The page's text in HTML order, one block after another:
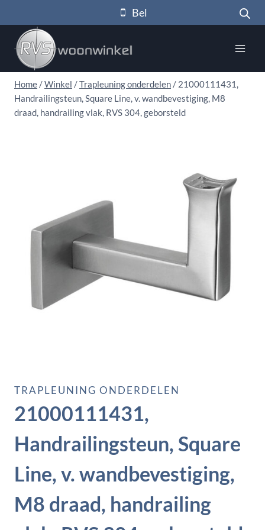
naar
inhoud
Bel
Home /Winkel /Trapleuning onderdelen / 21000111431,
Handrailingsteun, Square Line, v. wandbevestiging, M8
draad, handrailing vlak, RVS 304, geborsteld
TRAPLEUNING ONDERDELEN
21000111431,
Handrailingsteun, Square
Line, v. wandbevestiging,
M8 draad, handrailing